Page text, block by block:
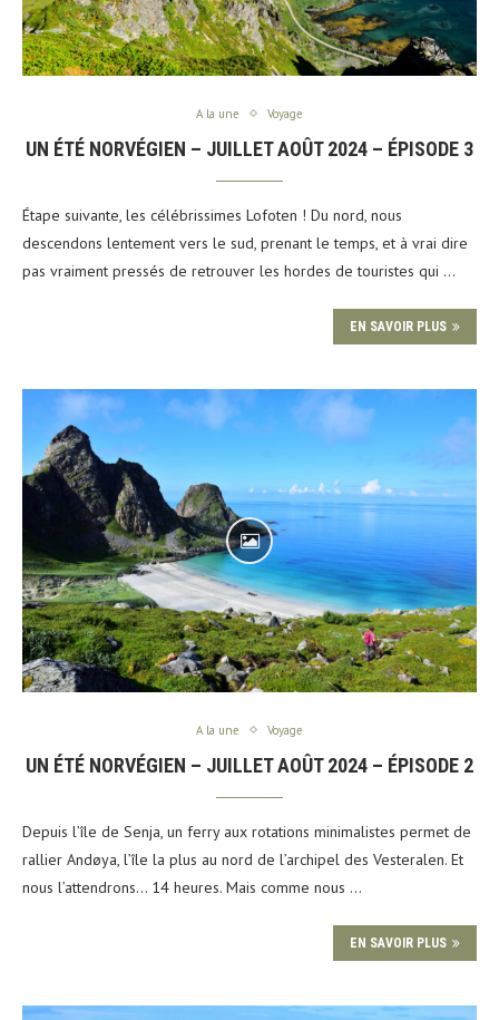
A la une Voyage
UN ÉTÉ NORVÉGIEN – JUILLET AOÛT 2024 – ÉPISODE 3
Étape suivante, les célébrissimes Lofoten ! Du nord, nous
descendons lentement vers le sud, prenant le temps, et à vrai dire
pas vraiment pressés de retrouver les hordes de touristes qui …
EN SAVOIR PLUS
A la une Voyage
UN ÉTÉ NORVÉGIEN – JUILLET AOÛT 2024 – ÉPISODE 2
Depuis l’île de Senja, un ferry aux rotations minimalistes permet de
rallier Andøya, l’île la plus au nord de l’archipel des Vesteralen. Et
nous l’attendrons… 14 heures. Mais comme nous …
EN SAVOIR PLUS